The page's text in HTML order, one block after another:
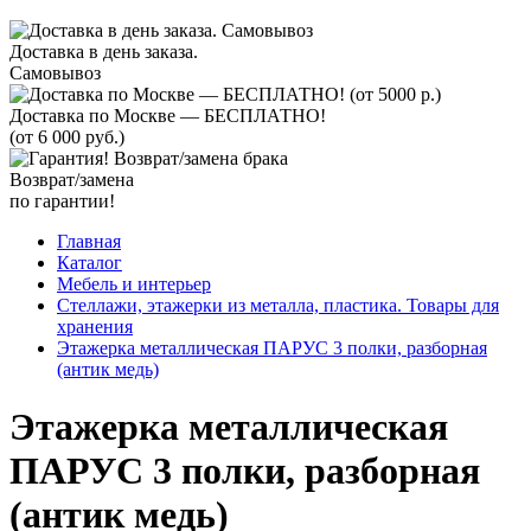
Доставка в день заказа.
Самовывоз
Доставка по Москве — БЕСПЛАТНО!
(от 6 000 руб.)
Возврат/замена
по гарантии!
Главная
Каталог
Мебель и интерьер
Стеллажи, этажерки из металла, пластика. Товары для
хранения
Этажерка металлическая ПАРУС 3 полки, разборная
(антик медь)
Этажерка металлическая
ПАРУС 3 полки, разборная
(антик медь)